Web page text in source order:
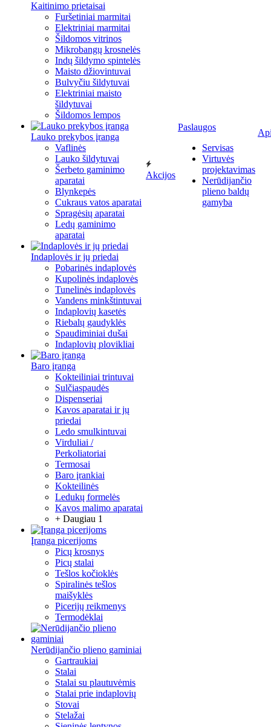
Kaitinimo prietaisai
Furšetiniai marmitai
Elektriniai marmitai
Šildomos vitrinos
Mikrobangų krosnelės
Indų šildymo spintelės
Maisto džiovintuvai
Bulvyčiu šildytuvai
Elektriniai maisto
šildytuvai
Šildomos lempos
Lauko prekybos įranga
Vaflinės
Lauko šildytuvai
Šerbeto gaminimo
aparatai
Blynkepės
Cukraus vatos aparatai
Spragėsių aparatai
Ledų gaminimo
aparatai
Indaplovės ir jų priedai
Pobarinės indaplovės
Kupolinės indaplovės
Tunelinės indaplovės
Vandens minkštintuvai
Indaplovių kasetės
Riebalų gaudyklės
Spaudiminiai dušai
Indaplovių plovikliai
Baro įranga
Kokteiliniai trintuvai
Sulčiaspaudės
Dispenseriai
Kavos aparatai ir jų
priedai
Ledo smulkintuvai
Virduliai /
Perkoliatoriai
Termosai
Baro įrankiai
Kokteilinės
Ledukų formelės
Kavos malimo aparatai
+ Daugiau 1
Įranga picerijoms
Picų krosnys
Picų stalai
Tešlos kočioklės
Spiralinės tešlos
maišyklės
Picerijų reikmenys
Termodėklai
Nerūdijančio plieno gaminiai
Gartraukiai
Stalai
Stalai su plautuvėmis
Stalai prie indaplovių
Stovai
Stelažai
Akcijos
Paslaugos
Servisas
Virtuvės
projektavimas
Nerūdijančio
plieno baldų
gamyba